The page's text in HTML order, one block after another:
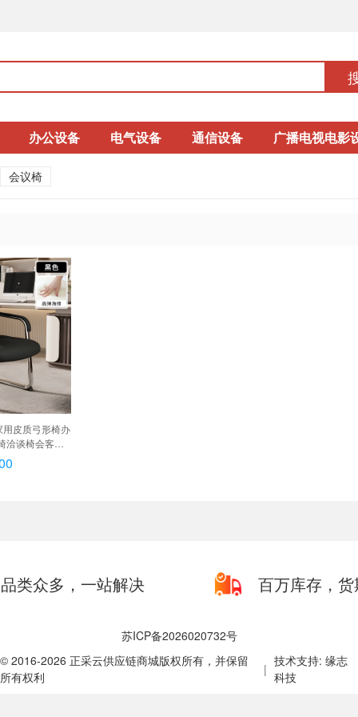
办公设备 电气设备 通信设备 广播电视电影
会议椅
皮质弓形椅办
谈椅会客椅,
色西皮】
品类众多，一站解决 百万库存，
苏ICP备2026020732号
© 2016-2026 正采云供应链商城版权所有，并保留
所有权利
|
技术支持: 缘志
科技